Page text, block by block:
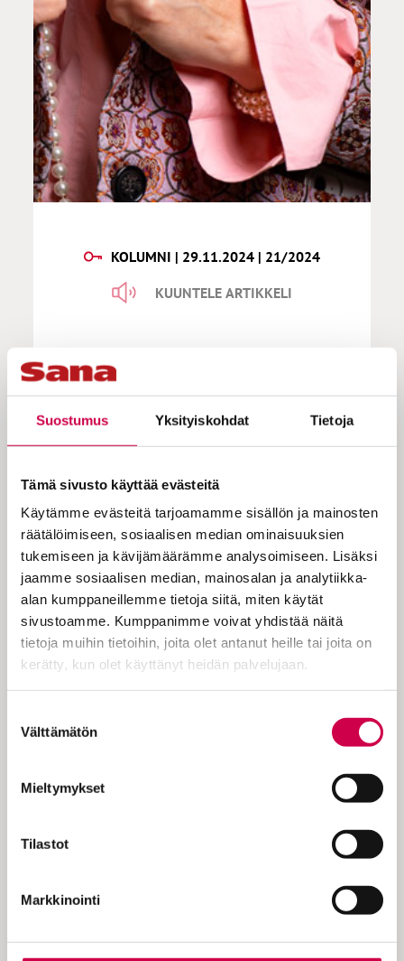
Suostumus Yksityiskohdat Tietoja
Tämä sivusto käyttää evästeitä
Käytämme evästeitä tarjoamamme sisällön ja mainosten
räätälöimiseen, sosiaalisen median ominaisuuksien
tukemiseen ja kävijämäärämme analysoimiseen. Lisäksi
jaamme sosiaalisen median, mainosalan ja analytiikka-
alan kumppaneillemme tietoja siitä, miten käytät
sivustoamme. Kumppanimme voivat yhdistää näitä
tietoja muihin tietoihin, joita olet antanut heille tai joita on
kerätty, kun olet käyttänyt heidän palvelujaan.
valinta
Välttämätön
Mieltymykset
Tilastot
Markkinointi
KOLUMNI | 29.11.2024 | 21/2024
KUUNTELE ARTIKKELI
Mrs. Middleage | Onnellinen
elämä on odottamisen
unohtamista
ainakin loma, ja aurinko paistaisi, eikä
sataisi. Kaamos olisi ohi, ja että olisi
perjantai. Olisi täysi-ikäinen, saisi
ajokortin. Bussi tulisi, tai ratikka. Laukku
ilmestyisi lentokentän hihnalle. Olisi
lounastauko tai kahvipaussi. Työpäivä ohi,
lapsi…
KOKEILE KUUKAUSI